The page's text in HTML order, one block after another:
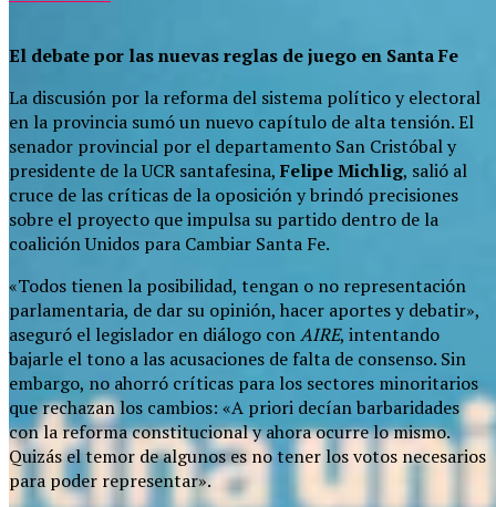
El debate por las nuevas reglas de juego en Santa Fe
La discusión por la reforma del sistema político y electoral
en la provincia sumó un nuevo capítulo de alta tensión. El
senador provincial por el departamento San Cristóbal y
presidente de la UCR santafesina, Felipe Michlig, salió al
cruce de las críticas de la oposición y brindó precisiones
sobre el proyecto que impulsa su partido dentro de la
coalición Unidos para Cambiar Santa Fe.
«Todos tienen la posibilidad, tengan o no representación
parlamentaria, de dar su opinión, hacer aportes y debatir»,
aseguró el legislador en diálogo conAIRE, intentando
bajarle el tono a las acusaciones de falta de consenso. Sin
embargo, no ahorró críticas para los sectores minoritarios
que rechazan los cambios: «A priori decían barbaridades
con la reforma constitucional y ahora ocurre lo mismo.
Quizás el temor de algunos es no tener los votos necesarios
para poder representar».